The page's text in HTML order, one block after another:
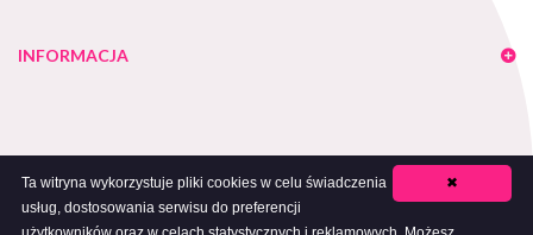
INFORMACJA
Copyright 2018 Orirose - Bielizna Wyszczuplająca. All Rights Reserved
✖
Ta witryna wykorzystuje pliki cookies w celu świadczenia
usług, dostosowania serwisu do preferencji